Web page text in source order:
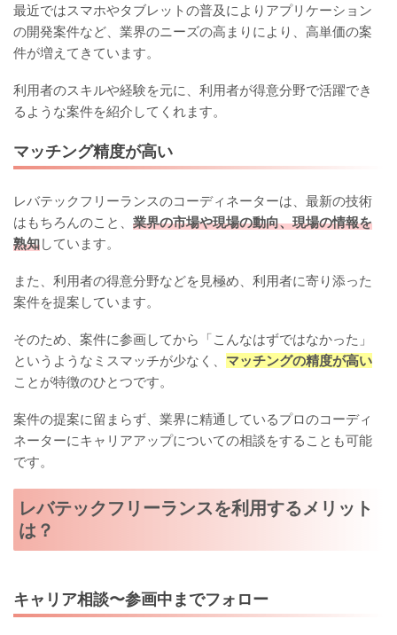
最近ではスマホやタブレットの普及によりアプリケーション
の開発案件など、業界のニーズの高まりにより、高単価の案
件が増えてきています。
利用者のスキルや経験を元に、利用者が得意分野で活躍でき
るような案件を紹介してくれます。
マッチング精度が高い
レバテックフリーランスのコーディネーターは、最新の技術
はもちろんのこと、 業界の市場や現場の動向、現場の情報を
熟知しています。
また、利用者の得意分野などを見極め、利用者に寄り添った
案件を提案しています。
そのため、案件に参画してから「こんなはずではなかった」
というようなミスマッチが少なく、 マッチングの精度が高い
ことが特徴のひとつです。
案件の提案に留まらず、業界に精通しているプロのコーディ
ネーターにキャリアアップについての相談をすることも可能
です。
レバテックフリーランスを利用するメリット
は？
キャリア相談〜参画中までフォロー